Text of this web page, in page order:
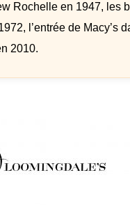
Rochelle en 1947, les
l’entrée de Macy’s
2010.